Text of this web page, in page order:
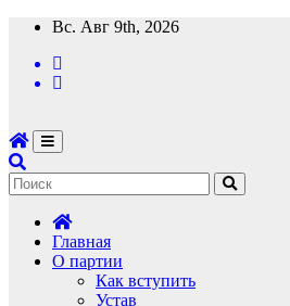
Перейти
содержимому
Вс. Авг 9th, 2026
Главная
О партии
Как вступить
Устав